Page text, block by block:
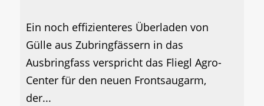
Ein noch effizienteres Überladen von
Gülle aus Zubringfässern in das
Ausbringfass verspricht das Fliegl Agro-
Center für den neuen Frontsaugarm,
der...